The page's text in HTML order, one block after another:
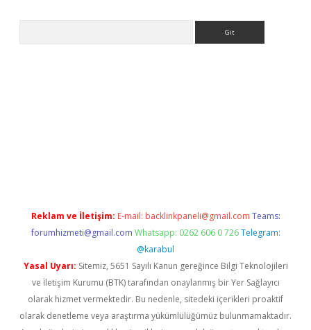
Reklam ve İletişim: E-mail: backlinkpaneli@gmail.com Teams:
forumhizmeti@gmail.com Whatsapp: 0262 606 0 726 Telegram:
@karabul
Yasal Uyarı: Sitemiz, 5651 Sayılı Kanun gereğince Bilgi Teknolojileri
ve İletişim Kurumu (BTK) tarafından onaylanmış bir Yer Sağlayıcı
olarak hizmet vermektedir. Bu nedenle, sitedeki içerikleri proaktif
olarak denetleme veya araştırma yükümlülüğümüz bulunmamaktadır.